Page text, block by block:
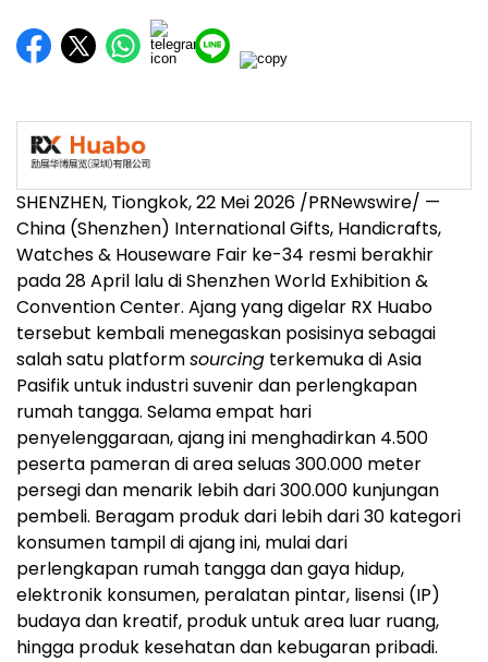
SHENZHEN, Tiongkok, 22 Mei 2026 /PRNewswire/ —
China (Shenzhen) International Gifts, Handicrafts,
Watches & Houseware Fair ke-34 resmi berakhir
pada 28 April lalu di Shenzhen World Exhibition &
Convention Center. Ajang yang digelar RX Huabo
tersebut kembali menegaskan posisinya sebagai
salah satu platformsourcing terkemuka di Asia
Pasifik untuk industri suvenir dan perlengkapan
rumah tangga. Selama empat hari
penyelenggaraan, ajang ini menghadirkan 4.500
peserta pameran di area seluas 300.000 meter
persegi dan menarik lebih dari 300.000 kunjungan
pembeli. Beragam produk dari lebih dari 30 kategori
konsumen tampil di ajang ini, mulai dari
perlengkapan rumah tangga dan gaya hidup,
elektronik konsumen, peralatan pintar, lisensi (IP)
budaya dan kreatif, produk untuk area luar ruang,
hingga produk kesehatan dan kebugaran pribadi.